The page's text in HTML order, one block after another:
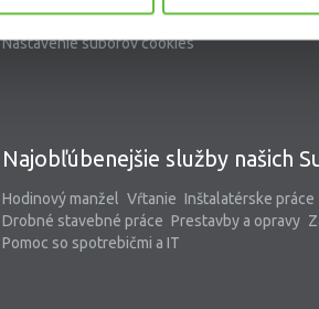
Blog
Nastavenie súborov cookies
Najobľúbenejšie služby našich
Hodinový manžel Vŕtanie Inštalatérske práce
Drobné stavebné práce Prestavby a opravy
Pomoc so spotrebičmi a IT